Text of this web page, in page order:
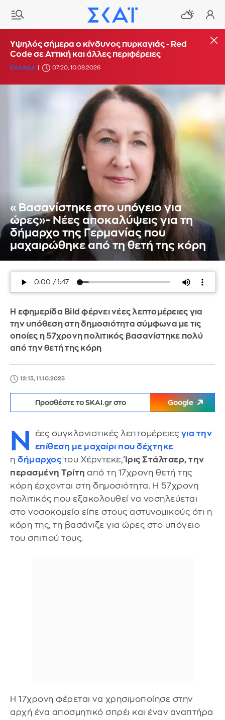
Υψηλός σήμερα ο κίνδυνος πυρκαγιάς - Red
Code σε Αττική και άλλες περιφέρειες
ΕΛΛΑΔΑ 07:20, 10.08.2026
«Βασανίστηκε στο υπόγειο για
ώρες»- Νέες αποκαλύψεις για τη
δήμαρχο της Γερμανίας που
μαχαιρώθηκε από τη θετή της κόρη
Η εφημερίδα Bild φέρνει νέες λεπτομέρειες για
την υπόθεση στη δημοσιότητα σύμφωνα με τις
οποίες η 57χρονη πολιτικός βασανίστηκε πολύ
από την θετή της κόρη
12:13, 11.10.2025
Προσθέστε το SKAI.gr στο Google
Ν έες συγκλονιστικές λεπτομέρειες για την
επίθεση με μαχαίρι που δέχτηκε
η δήμαρχος του Χέρντεκε,Ίρις Στάλτσερ, την
περασμένη Τρίτη από τη 17χρονη θετή της
κόρη έρχονται στη δημοσιότητα. Η 57χρονη
πολιτικός που εξακολουθεί να νοσηλεύεται
στο νοσοκομείο είπε στους αστυνομικούς ότι η
κόρη της, τη βασάνιζε για ώρες στο υπόγειο
του σπιτιού τους.
Η 17χρονη φέρεται να χρησιμοποίησε στην
αρχή ένα αποσμητικό σπρέι και έναν αναπτήρα